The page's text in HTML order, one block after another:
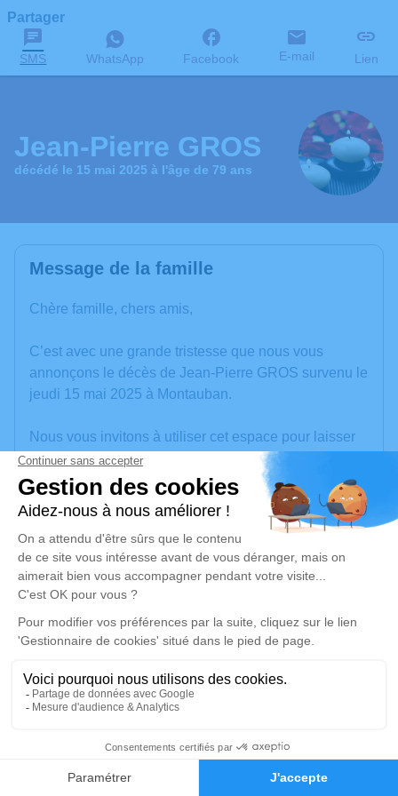
Faire-part Hommages
Partager
SMS WhatsApp Facebook E-mail Lien
Jean-Pierre GROS
décédé le 15 mai 2025 à l'âge de 79 ans
Message de la famille
Chère famille, chers amis,
C’est avec une grande tristesse que nous vous
annonçons le décès de Jean-Pierre GROS survenu le
jeudi 15 mai 2025 à Montauban.
Nous vous invitons à utiliser cet espace pour laisser
vos condoléances, partager des photos souvenirs,
une anecdote ou exprimer vos pensées à travers des
poèmes ou des textes. Cet endroit est un lieu
d'expression dédié à honorer la mémoire de Jean-
Pierre GROS.
Cérémonie religieuse
Église Saint-Blaise de Septfonds
Rue de l'Église
Je rends hommage